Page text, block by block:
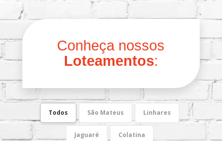
Conheça nossos
Loteamentos:
Todos São Mateus Linhares
Jaguaré Colatina